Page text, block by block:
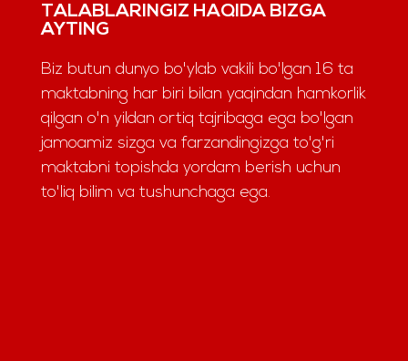
TALABLARINGIZ HAQIDA BIZGA
AYTING
Biz butun dunyo bo'ylab vakili bo'lgan 16 ta
maktabning har biri bilan yaqindan hamkorlik
qilgan o'n yildan ortiq tajribaga ega bo'lgan
jamoamiz sizga va farzandingizga to'g'ri
maktabni topishda yordam berish uchun
to'liq bilim va tushunchaga ega.